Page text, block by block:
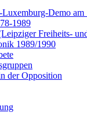
Demo am
1989
Freiheits-
1989/1990
der Opposition